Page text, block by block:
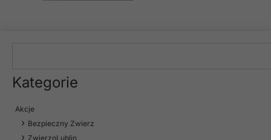
Kategorie
Akcje
Bezpieczny Zwierz
ZwierzoLublin